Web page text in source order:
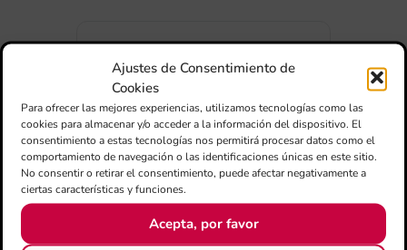
Ajustes de Consentimiento de
Cookies
Para ofrecer las mejores experiencias, utilizamos tecnologías como las
cookies para almacenar y/o acceder a la información del dispositivo. El
consentimiento a estas tecnologías nos permitirá procesar datos como el
comportamiento de navegación o las identificaciones únicas en este sitio.
No consentir o retirar el consentimiento, puede afectar negativamente a
ciertas características y funciones.
Acepta, por favor
+ Añadir a Google Calendar
+ exportación iCal / Outlook